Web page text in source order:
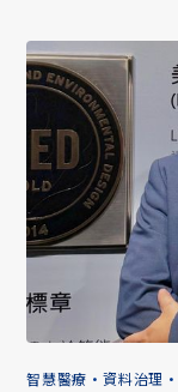
智慧醫療 •資料治理 •